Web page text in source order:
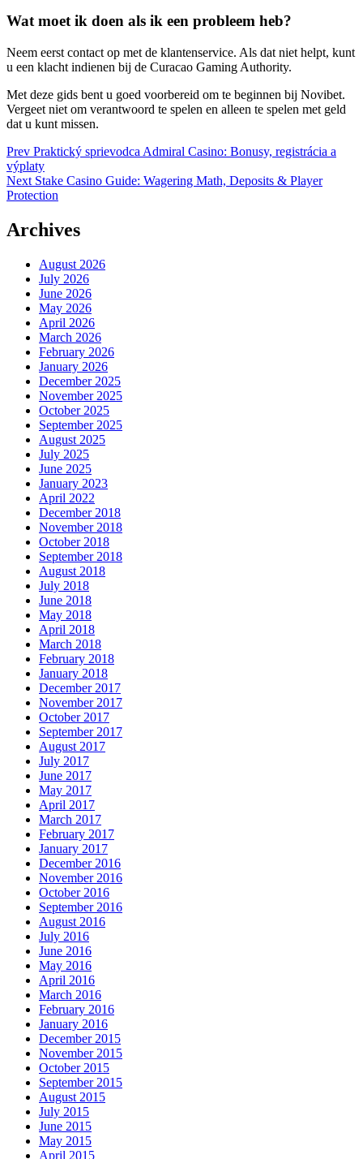
Wat moet ik doen als ik een probleem heb?
Neem eerst contact op met de klantenservice. Als dat niet helpt, kunt
u een klacht indienen bij de Curacao Gaming Authority.
Met deze gids bent u goed voorbereid om te beginnen bij Novibet.
Vergeet niet om verantwoord te spelen en alleen te spelen met geld
dat u kunt missen.
Post
navigation
Prev Praktický sprievodca Admiral Casino: Bonusy, registrácia a
výplaty
Next Stake Casino Guide: Wagering Math, Deposits & Player
Protection
Archives
August 2026
July 2026
June 2026
May 2026
April 2026
March 2026
February 2026
January 2026
December 2025
November 2025
October 2025
September 2025
August 2025
July 2025
June 2025
January 2023
April 2022
December 2018
November 2018
October 2018
September 2018
August 2018
July 2018
June 2018
May 2018
April 2018
March 2018
February 2018
January 2018
December 2017
November 2017
October 2017
September 2017
August 2017
July 2017
June 2017
May 2017
April 2017
March 2017
February 2017
January 2017
December 2016
November 2016
October 2016
September 2016
August 2016
July 2016
June 2016
May 2016
April 2016
March 2016
February 2016
January 2016
December 2015
November 2015
October 2015
September 2015
August 2015
July 2015
June 2015
May 2015
April 2015